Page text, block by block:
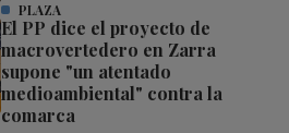
PLAZA
El PP dice el proyecto de
macrovertedero en Zarra
supone "un atentado
medioambiental" contra la
comarca